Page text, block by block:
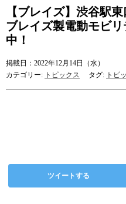
【ブレイズ】渋谷駅
ブレイズ製電動モビ
中！
掲載日：2022年12月14日（水）
カテゴリー: トピックス タグ: トピ
ツイートする